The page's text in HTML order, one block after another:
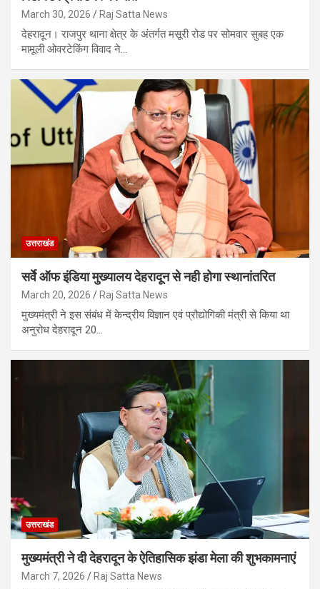
March 30, 2026 Raj Satta News
देहरादून। राजपुर थाना क्षेत्र के अंतर्गत मसूरी रोड पर सोमवार सुबह एक
मामूली ओवरटेकिंग विवाद ने…
उत्तराखंड
सर्वे ऑफ इंडिया मुख्यालय देहरादून से नही होगा स्थानांतरित
March 20, 2026 Raj Satta News
मुख्यमंत्री ने इस संबंध में केन्द्रीय विज्ञान एवं प्रौद्योगिकी मंत्री से किया था
अनुरोध देहरादून 20…
उत्तराखंड
मुख्यमंत्री ने दी देहरादून के ऐतिहासिक झंडा मेला की शुभकामनाएं
March 7, 2026 Raj Satta News